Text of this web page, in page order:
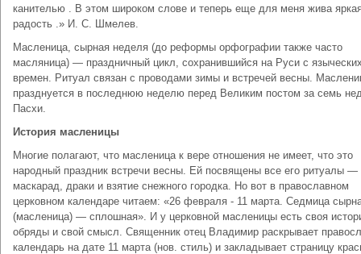
канителью . В этом широком слове и теперь еще для меня жива
радость .» И. С. Шмелев.
Масленица, сырная неделя (до реформы орфографии также часто
масляница) — праздничный цикл, сохранившийся на Руси с
времен. Ритуал связан с проводами зимы и встречей весны.
празднуется в последнюю неделю перед Великим постом за семь
Пасхи.
История масленицы
Многие полагают, что масленица к вере отношения не имеет, что это
народный праздник встречи весны. Ей посвящены все его ритуалы —
маскарад, драки и взятие снежного городка. Но вот в православном
церковном календаре читаем: «26 февраля - 11 марта. Седмица
(масленица) — сплошная». И у церковной масленицы есть своя
обряды и свой смысл. Священник отец Владимир раскрывает
календарь на дате 11 марта (нов. стиль) и закладывает страницу